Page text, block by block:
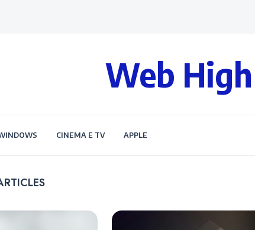
Web
CINEMA E TV APPLE